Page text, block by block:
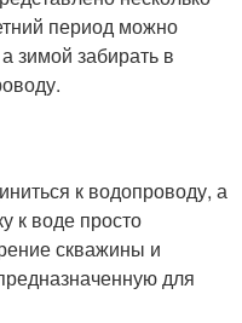
период можно
зимой забирать в
к водопроводу, а
к воде просто
скважины и
для